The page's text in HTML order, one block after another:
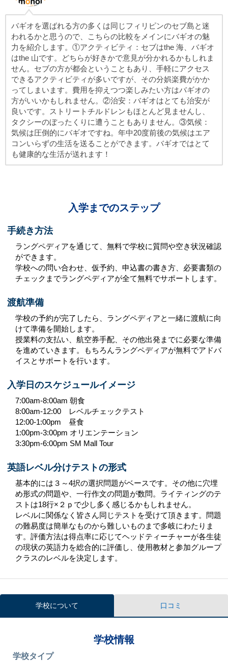
バギオを選ばれる方の多くは同じフィリピンのセブ島と迷
われるかと思うので、こちらの比較をメインにバギオの魅
力を紹介します。①アクティビティ：セブはthe 海、バギオ
はthe 山です。どちらが好きかで意見が分かれるかもしれま
せん。セブの方が都会ということもあり、手軽にアクセス
できるアクティビティが多いですが、その分娯楽費がかか
ってしまいます。費用を抑えつつ楽しみたい方はバギオの
方がいいかもしれません。②治安：バギオはとても治安が
良いです。ストリートチルドレンもほとんど見ませんし、
タクシーのぼったくりに遭うこともありません。③気候：
気候は圧倒的にバギオですね。年中20度前後の気候はエア
コンいらずの生活を送ることができます。バギオではとて
も健康的な生活が送れます！
入学までのステップ
手続き方法
ラングペディアを通じて、無料で学校に質問や空き状況確認
ができます。
学校への問い合わせ、仮予約、申込書の書き方、必要書類の
チェックまでラングペディアが全て無料でサポートします。
渡航準備
学校の予約が完了したら、ラングペディアと一緒に渡航に向
けて準備を開始します。
授業料の支払い、航空券手配、その他出発までに必要な準備
を進めていきます。もちろんラングペディアが無料でアドバ
イスとサポートを行います。
入学日のスケジュールイメージ
7:00am-8:00am 朝食
8:00am-12:00 レベルチェックテスト
12:00-1:00pm 昼食
1:00pm-3:00pm オリエンテーション
3:30pm-6:00pm SM Mall Tour
英語レベル分けテストの形式
基本的には３～4択の選択問題がベースです。その他に穴埋
め形式の問題や、一行作文の問題が数問。ライティングのテ
ストは18行×２ｐで少し多く感じるかもしれません。
レベルに関係なく皆さん同じテストを受けて頂きます。問題
の難易度は簡単なものから難しいものまで多岐にわたりま
す。評価方法は得点率に応じてヘッドティーチャーが各生徒
の現状の英語力を総合的に評価し、使用教材と参加グループ
クラスのレベルを決定します。
学校について 口コミ
学校情報
学校タイプ